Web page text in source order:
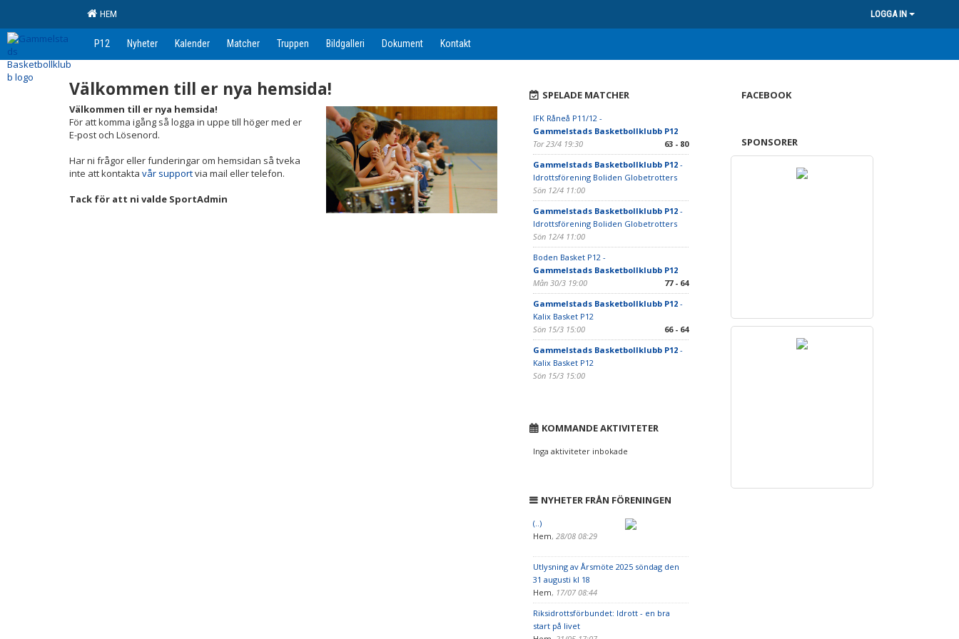
HEM LOGGA IN
P12 Nyheter Kalender Matcher Truppen Bildgalleri Dokument Kontakt
Välkommen till er nya hemsida!
Välkommen till er nya hemsida!
För att komma igång så logga in uppe till höger med er
E-post och Lösenord.
Har ni frågor eller funderingar om hemsidan så tveka
inte att kontakta vår supportvia mail eller telefon.
Tack för att ni valde SportAdmin
SPELADE MATCHER
IFK Råneå P11/12 -
Gammelstads Basketbollklubb P12
Tor 23/4 19:30
63 - 80
Gammelstads Basketbollklubb P12-
Idrottsförening Boliden Globetrotters
Sön 12/4 11:00
Gammelstads Basketbollklubb P12-
Idrottsförening Boliden Globetrotters
Sön 12/4 11:00
Boden Basket P12 -
Gammelstads Basketbollklubb P12
Mån 30/3 19:00
77 - 64
Gammelstads Basketbollklubb P12-
Kalix Basket P12
Sön 15/3 15:00
66 - 64
Gammelstads Basketbollklubb P12-
Kalix Basket P12
Sön 15/3 15:00
KOMMANDE AKTIVITETER
Inga aktiviteter inbokade
NYHETER FRÅN FÖRENINGEN
(..)
Hem, 28/08 08:29
Utlysning av Årsmöte 2025 söndag den
31 augusti kl 18
Hem, 17/07 08:44
Riksidrottsförbundet: Idrott - en bra
start på livet
FACEBOOK
SPONSORER